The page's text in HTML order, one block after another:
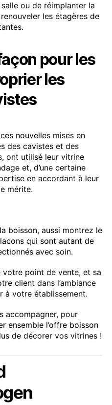
ou de réimplanter la
les étagères de
pour les
les
nouvelles mises en
des cavistes et des
ont utilisé leur vitrine
et, d’une certaine
en accordant à leur
mérite.
boisson, aussi montrez le
qui sont autant de
avec soin.
votre point de vente, et sa
client dans l’ambiance
à votre établissement.
accompagner, pour
ensemble l’offre boisson
de décorer vos vitrines !